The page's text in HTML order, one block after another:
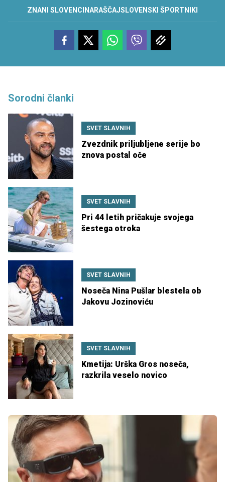
ZNANI SLOVENCI NARAŠČAJSLOVENSKI ŠPORTNIKI
Sorodni članki
SVET SLAVNIH
Zvezdnik priljubljene serije bo
znova postal oče
SVET SLAVNIH
Pri 44 letih pričakuje svojega
šestega otroka
SVET SLAVNIH
Noseča Nina Pušlar blestela ob
Jakovu Jozinoviću
SVET SLAVNIH
Kmetija: Urška Gros noseča,
razkrila veselo novico